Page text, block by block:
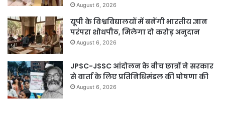
August 6, 2026
यूपी के विश्वविद्यालयों में बनेंगी भारतीय ज्ञान
परंपरा शोधपीठ, मिलेगा दो करोड़ अनुदान
August 6, 2026
JPSC-JSSC आंदोलन के बीच छात्रों ने सरकार
से वार्ता के लिए प्रतिनिधिमंडल की घोषणा की
August 6, 2026